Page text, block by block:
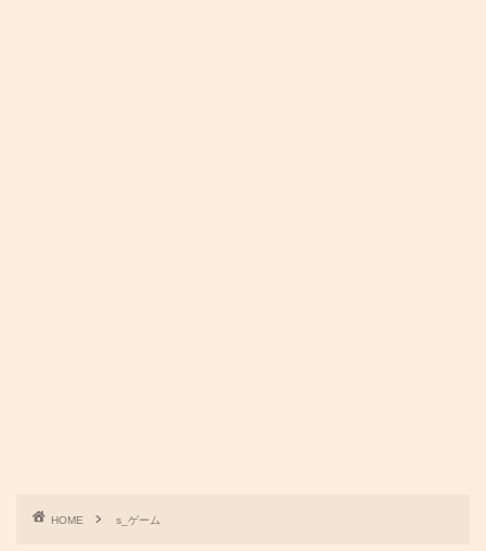
HOME s_ゲーム